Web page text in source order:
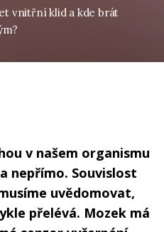
vnitřní klid a kde brát
v našem organismu
nepřímo. Souvislost
uvědomovat,
přelévá. Mozek má